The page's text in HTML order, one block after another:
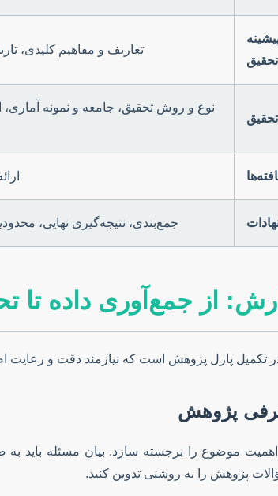
تحقیق
تعاریف و مفاهیم کلیدی،
نوع و روش تحقیق، جامعه و نمونه آماری،
جمع‌بندی، نتیجه‌گیری نهایی،
از جمع‌آوری داده تا
در تکمیل پازل پژوهش است که نیازمند دقت و
پژوهش
اهمیت موضوع را برجسته سازد. بیان مسئله
پژوهش را به روشنی تدوین کنید.